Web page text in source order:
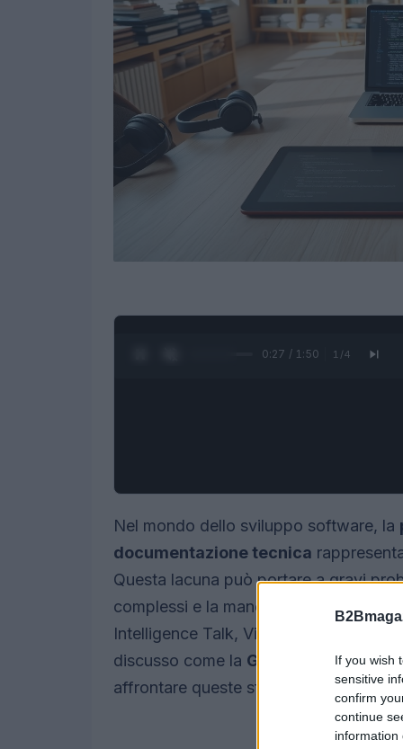
If you wish
sensitive
confirm
continue
information
0:28 / 1:50 1 /4
Nel mondo dello sviluppo software, la
documentazione tecnica
Questa lacuna può portare a gravi
complessi e la mancanza di riferimenti
Intelligence Talk, Vincenzo Carrea,
discusso come la Generative AI
affrontare queste sfide.